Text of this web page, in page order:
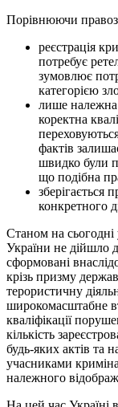
Порівнюючи
реєстрація
потребує
зумовлює
категорією
лише належна
коректна
фактів
швидко були
що подібна
зберігається
конкретного
Станом на сьогодні
України не дійшло
сформовані
крізь призму
терористичну
широкомасштабне
кваліфікації
кількість
будь-яких актів та
учасниками
належного